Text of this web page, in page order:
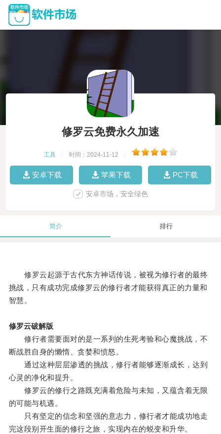
修罗云免费永久加速
工具 时间：2024-11-12
安卓下载 苹果下载 PC下载
安卓市场，安全绿色
简介 排行
修罗云起源于古代东方神话传说，被视为修行者的最终
挑战，只有成功完成修罗云的修行者才能获得真正的力量和
智慧。
修罗云破解版
修行者需要面对的是一系列的生死考验和心魔挑战，不
断战胜自身的懒惰、贪婪和愤怒。
通过这种层层渗透的挑战，修行者能够逐渐成长，达到
心灵的净化和提升。
修罗云的修行之路既充满着危险与未知，又蕴含着无限
的可能与机遇。
只有坚定的信念和坚强的意志力，修行者才能成功地走
完这段别开生面的修行之旅，实现内在的蜕变和升华。